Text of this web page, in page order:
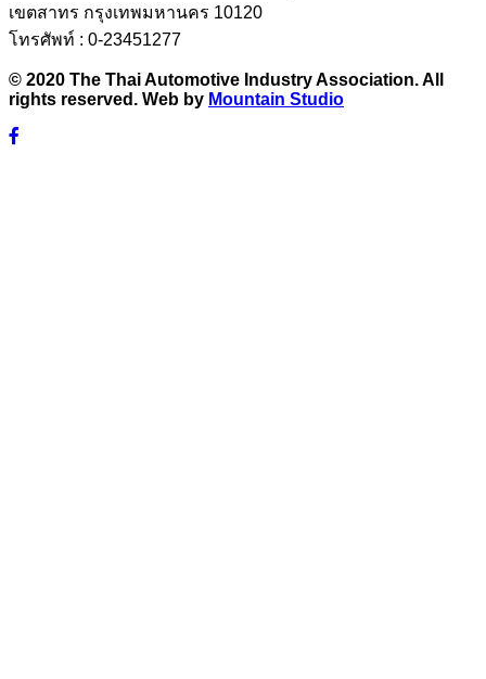
เขตสาทร กรุงเทพมหานคร 10120
โทรศัพท์ : 0-23451277
© 2020 The Thai Automotive Industry Association. All
rights reserved. Web by Mountain Studio